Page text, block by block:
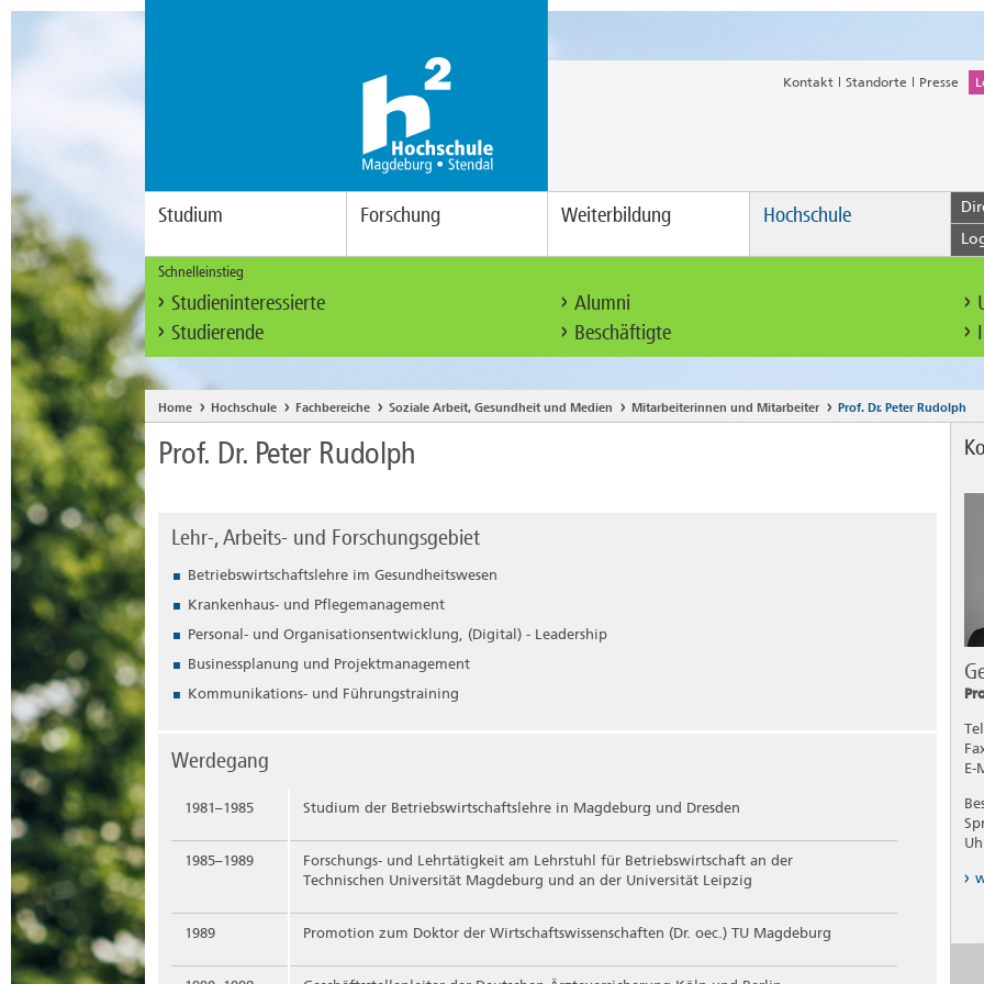
Kontakt Standorte Presse
Studium Forschung Weiterbildung Hochschule
Schnelleinstieg
Studieninteressierte Alumni
Studierende
Beschäftigte
Home Hochschule Fachbereiche Soziale Arbeit, Gesundheit und Medien Mitarbeiterinnen und Mitarbeiter Prof. Dr. Peter Rudolph
Prof. Dr. Peter Rudolph
Lehr-, Arbeits- und Forschungsgebiet
Betriebswirtschaftslehre im Gesundheitswesen
Krankenhaus- und Pflegemanagement
Personal- und Organisationsentwicklung, (Digital) - Leadership
Businessplanung und Projektmanagement
Kommunikations- und Führungstraining
Werdegang
1981–1985 Studium der Betriebswirtschaftslehre in Magdeburg und Dresden
1985–1989
Forschungs- und Lehrtätigkeit am Lehrstuhl für Betriebswirtschaft an der
Technischen Universität Magdeburg und an der Universität Leipzig
1989 Promotion zum Doktor der Wirtschaftswissenschaften (Dr. oec.) TU Magdeburg
E-